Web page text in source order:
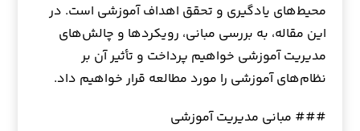
محیط‌های یادگیری و تحقق اهداف آموزشی است. در
این مقاله، به بررسی مبانی، رویکردها و چالش‌های
مدیریت آموزشی خواهیم پرداخت و تأثیر آن بر
نظام‌های آموزشی را مورد مطالعه قرار خواهیم داد.
### مبانی مدیریت آموزشی